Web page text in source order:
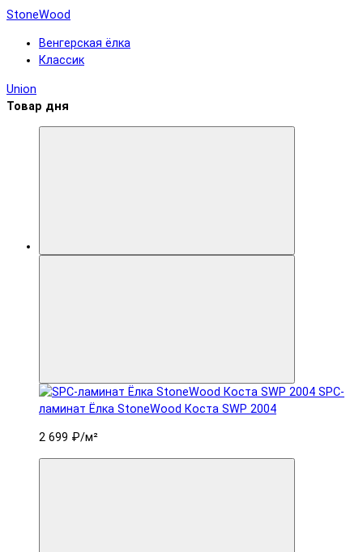
StoneWood
Венгерская ёлка
Классик
Union
Товар дня
SPC-
ламинат Ëлка StoneWood Коста SWP 2004
2 699 ₽/м²